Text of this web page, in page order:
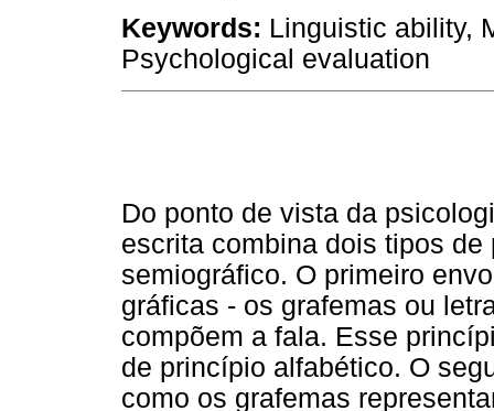
Keywords: Linguistic ability,
Psychological evaluation
Do ponto de vista da
escrita combina dois tipos
semiográfico. O primeiro
gráficas - os grafemas ou
compõem a fala. Esse
de princípio alfabético. O
como os grafemas